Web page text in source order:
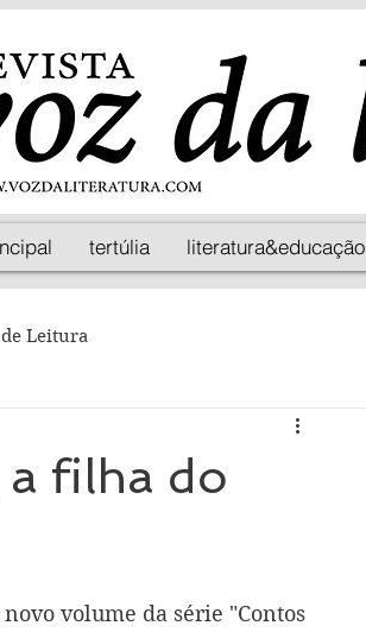
tertúlia literatura&educação
Leitura
filha do
volume da série "Contos